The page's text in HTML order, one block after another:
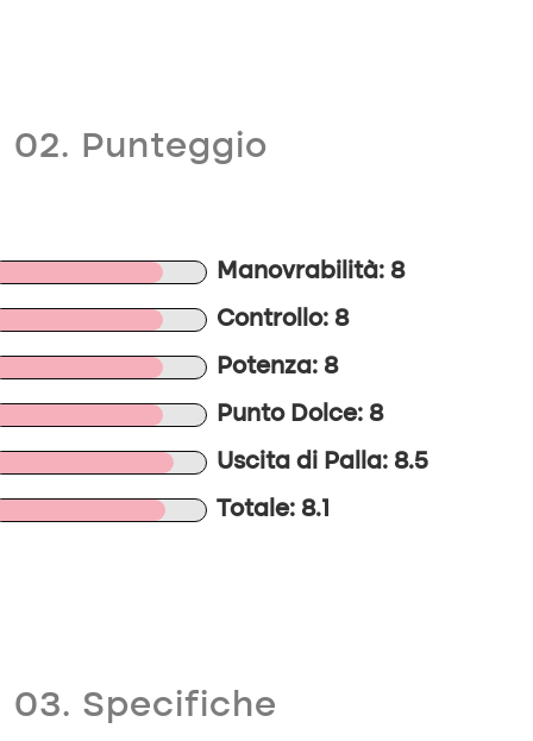
02. Punteggio
Manovrabilità: 8
Controllo: 8
Potenza: 8
Punto Dolce: 8
Uscita di Palla: 8.5
Totale: 8.1
03. Specifiche